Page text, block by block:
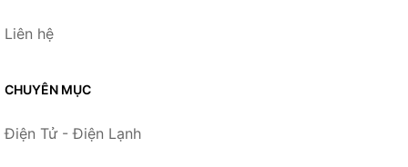
Liên hệ
CHUYÊN MỤC
Điện Tử - Điện Lạnh